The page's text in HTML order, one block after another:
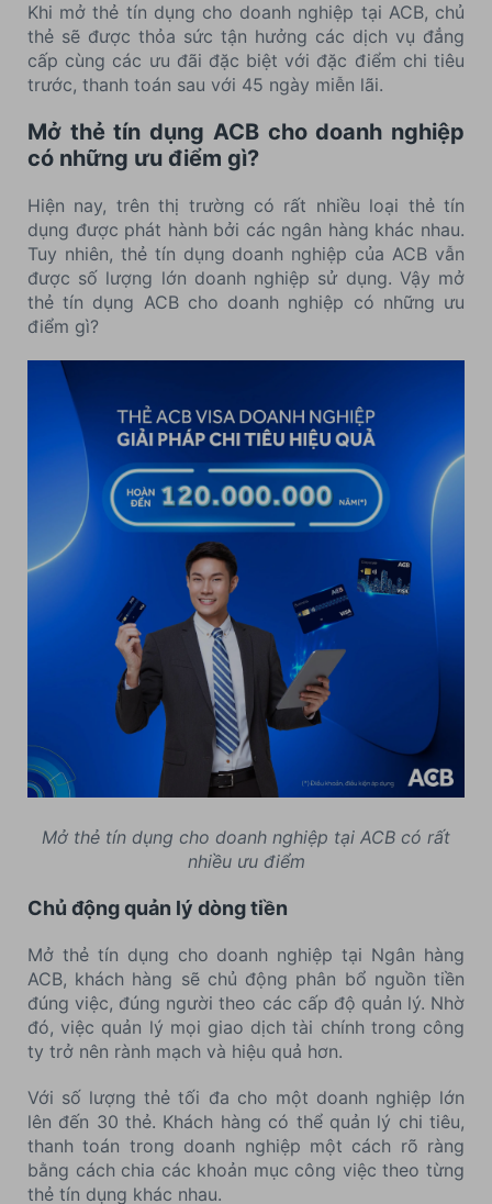
Khi mở thẻ tín dụng cho doanh nghiệp tại ACB, chủ
thẻ sẽ được thỏa sức tận hưởng các dịch vụ đẳng
cấp cùng các ưu đãi đặc biệt với đặc điểm chi tiêu
trước, thanh toán sau với 45 ngày miễn lãi.
Mở thẻ tín dụng ACB cho doanh nghiệp
có những ưu điểm gì?
Hiện nay, trên thị trường có rất nhiều loại thẻ tín
dụng được phát hành bởi các ngân hàng khác nhau.
Tuy nhiên, thẻ tín dụng doanh nghiệp của ACB vẫn
được số lượng lớn doanh nghiệp sử dụng. Vậy mở
thẻ tín dụng ACB cho doanh nghiệp có những ưu
điểm gì?
Mở thẻ tín dụng cho doanh nghiệp tại ACB có rất
nhiều ưu điểm
Chủ động quản lý dòng tiền
Mở thẻ tín dụng cho doanh nghiệp tại Ngân hàng
ACB, khách hàng sẽ chủ động phân bổ nguồn tiền
đúng việc, đúng người theo các cấp độ quản lý. Nhờ
đó, việc quản lý mọi giao dịch tài chính trong công
ty trở nên rành mạch và hiệu quả hơn.
Với số lượng thẻ tối đa cho một doanh nghiệp lớn
lên đến 30 thẻ. Khách hàng có thể quản lý chi tiêu,
thanh toán trong doanh nghiệp một cách rõ ràng
bằng cách chia các khoản mục công việc theo từng
thẻ tín dụng khác nhau.